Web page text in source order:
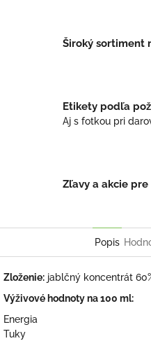
Široký sortiment
Etikety podľa
Aj s fotkou pri
Zľavy a akcie
Popis
Zloženie: jablčný koncentrát
Výživové hodnoty na 100 ml:
Energia
Tuky